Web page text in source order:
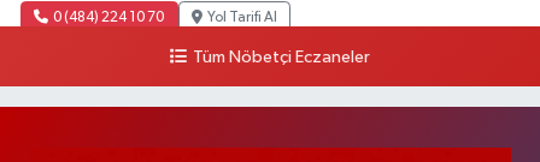
0 (484) 224 10 70 Yol Tarifi Al
Tüm Nöbetçi Eczaneler